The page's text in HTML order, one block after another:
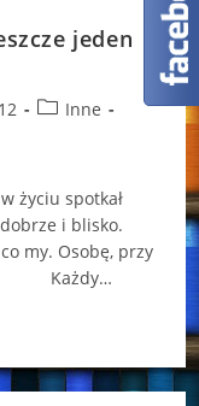
jeden
PostInne
spotkał
i blisko.
my. Osobę, przy
Każdy…